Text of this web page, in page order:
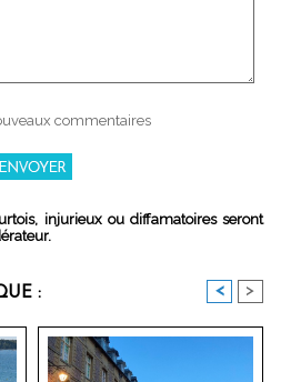
commentaires
injurieux ou diffamatoires seront
: < >